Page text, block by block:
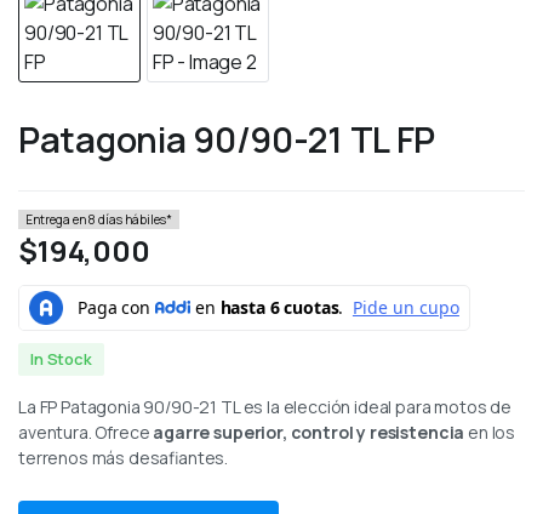
Patagonia 90/90-21 TL FP
Entrega en 8 días hábiles*
$194,000
In Stock
La FP Patagonia 90/90-21 TL es la elección ideal para motos de
aventura. Ofrece agarre superior, control y resistencia en los
terrenos más desafiantes.